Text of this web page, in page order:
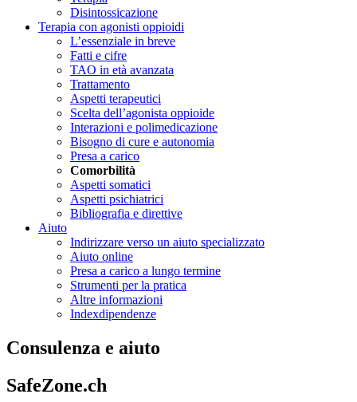
Disintossicazione
Terapia con agonisti oppioidi
L’essenziale in breve
Fatti e cifre
TAO in età avanzata
Trattamento
Aspetti terapeutici
Scelta dell’agonista oppioide
Interazioni e polimedicazione
Bisogno di cure e autonomia
Presa a carico
Comorbilità
Aspetti somatici
Aspetti psichiatrici
Bibliografia e direttive
Aiuto
Indirizzare verso un aiuto specializzato
Aiuto online
Presa a carico a lungo termine
Strumenti per la pratica
Altre informazioni
Indexdipendenze
Consulenza e aiuto
SafeZone.ch